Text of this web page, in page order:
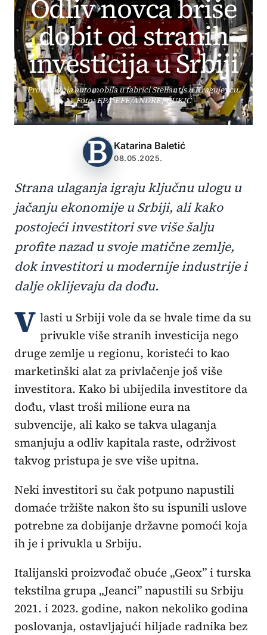
Odliv novca briše
dobit od stranih
investicija u Srbiji
Proizvodnja automobila u fabrici Stellantis u Kragujevcu.
Foto: EPA-EFE/ANDREJ ČUKIĆ
Katarina Baletić
08.05.2025.
Strana ulaganja igraju ključnu ulogu u
jačanju ekonomije u Srbiji, ali kako
postojeći investitori sve više šalju
profite nazad u svoje matične zemlje,
dok investitori u modernije industrije i
dalje oklijevaju da dođu.
V lasti u Srbiji vole da se hvale time da su
privukle više stranih investicija nego
druge zemlje u regionu, koristeći to kao
marketinški alat za privlačenje još više
investitora. Kako bi ubijedila investitore da
dođu, vlast troši milione eura na
subvencije, ali kako se takva ulaganja
smanjuju a odliv kapitala raste, održivost
takvog pristupa je sve više upitna.
Neki investitori su čak potpuno napustili
domaće tržište nakon što su ispunili uslove
potrebne za dobijanje državne pomoći koja
ih je i privukla u Srbiju.
Italijanski proizvođač obuće „Geox” i turska
tekstilna grupa „Jeanci” napustili su Srbiju
2021. i 2023. godine, nakon nekoliko godina
poslovanja, ostavljajući hiljade radnika bez